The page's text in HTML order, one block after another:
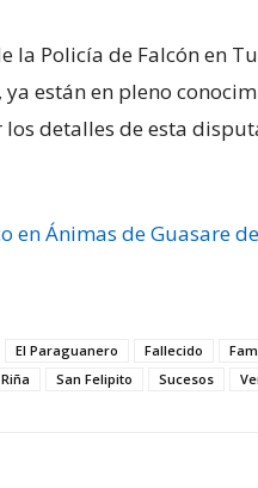
la Policía de Falcón en
están en pleno
los detalles de esta
en Ánimas de Guasare
El Paraguanero Fallecido
Riña San Felipito Sucesos